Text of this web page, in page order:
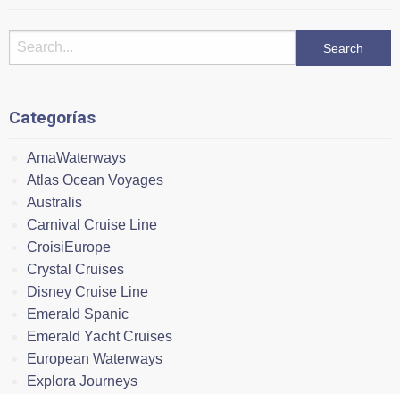
Categorías
AmaWaterways
Atlas Ocean Voyages
Australis
Carnival Cruise Line
CroisiEurope
Crystal Cruises
Disney Cruise Line
Emerald Spanic
Emerald Yacht Cruises
European Waterways
Explora Journeys